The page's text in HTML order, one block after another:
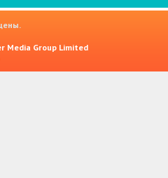
Media Group Limited